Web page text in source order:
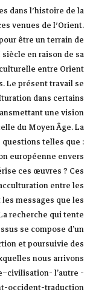
dans l′histoire de la
venues de l′Orient.
être un terrain de
en raison de sa
entre Orient
Le présent travail se
dans certains
une vision
du Moyen Âge. La
telles que :
européenne envers
ces œuvres ? Ces
entre les
messages que les
recherche qui tente
se compose d’un
et poursuivie des
nous arrivons.
l’autre -
occident-traduction.